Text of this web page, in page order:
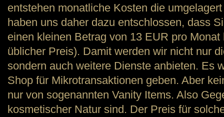
entstehen monatliche Kosten die
haben uns daher dazu entschlossen, dass
einen kleinen Betrag von 13 EUR pro
üblicher Preis). Damit werden wir nicht nur
sondern auch weitere Dienste anbieten. Es
Shop für Mikrotransaktionen geben. Aber
nur von sogenannten Vanity Items. Also
kosmetischer Natur sind. Der Preis für